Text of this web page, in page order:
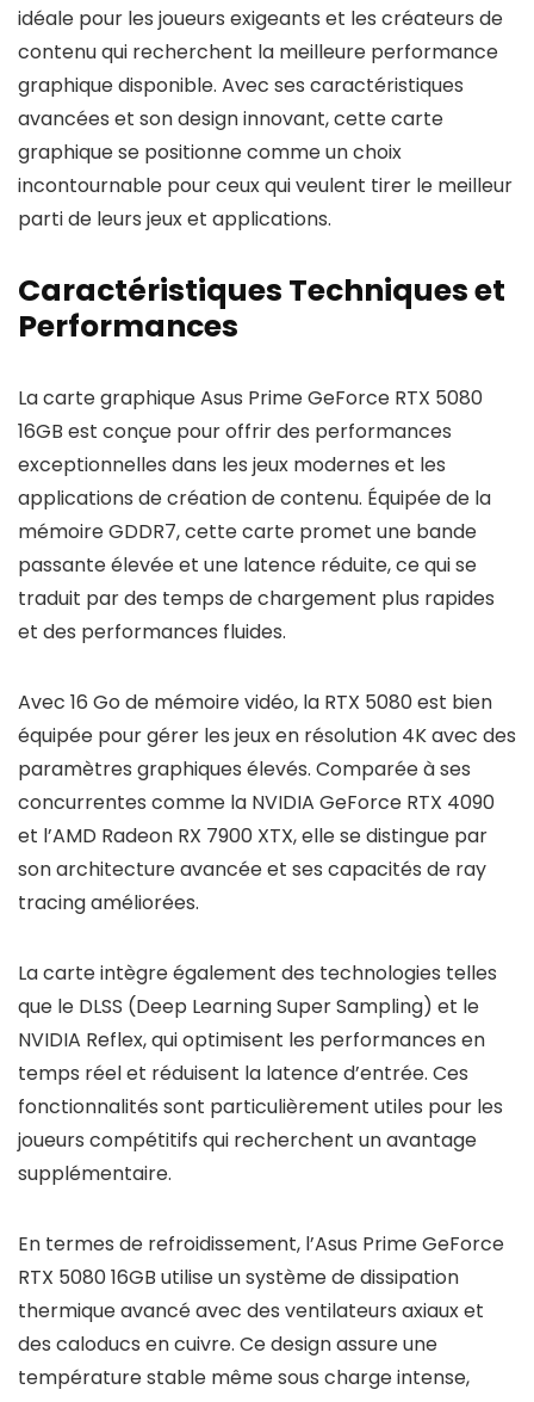
idéale pour les joueurs exigeants et les créateurs de
contenu qui recherchent la meilleure performance
graphique disponible. Avec ses caractéristiques
avancées et son design innovant, cette carte
graphique se positionne comme un choix
incontournable pour ceux qui veulent tirer le meilleur
parti de leurs jeux et applications.
Caractéristiques Techniques et
Performances
La carte graphique Asus Prime GeForce RTX 5080
16GB est conçue pour offrir des performances
exceptionnelles dans les jeux modernes et les
applications de création de contenu. Équipée de la
mémoire GDDR7, cette carte promet une bande
passante élevée et une latence réduite, ce qui se
traduit par des temps de chargement plus rapides
et des performances fluides.
Avec 16 Go de mémoire vidéo, la RTX 5080 est bien
équipée pour gérer les jeux en résolution 4K avec des
paramètres graphiques élevés. Comparée à ses
concurrentes comme la NVIDIA GeForce RTX 4090
et l’AMD Radeon RX 7900 XTX, elle se distingue par
son architecture avancée et ses capacités de ray
tracing améliorées.
La carte intègre également des technologies telles
que le DLSS (Deep Learning Super Sampling) et le
NVIDIA Reflex, qui optimisent les performances en
temps réel et réduisent la latence d’entrée. Ces
fonctionnalités sont particulièrement utiles pour les
joueurs compétitifs qui recherchent un avantage
supplémentaire.
En termes de refroidissement, l’Asus Prime GeForce
RTX 5080 16GB utilise un système de dissipation
thermique avancé avec des ventilateurs axiaux et
des caloducs en cuivre. Ce design assure une
température stable même sous charge intense,